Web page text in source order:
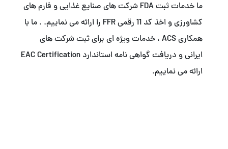
ما خدمات ثبت FDA شرکت های صنایع غذایی و فارم های
کشاورزی و اخذ کد 11 رقمی FFR را ارائه می نماییم. . ما با
همکاری ACS ، خدمات ویژه ای برای ثبت شرکت های
ایرانی و دریافت گواهی نامه استاندارد EAC Certification
ارائه می نماییم.